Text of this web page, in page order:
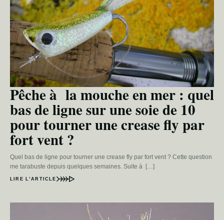
Pêche à la mouche en mer : quel
bas de ligne sur une soie de 10
pour tourner une crease fly par
fort vent ?
Quel bas de ligne pour tourner une crease fly par fort vent ? Cette question
me tarabuste depuis quelques semaines. Suite à […]
LIRE L’ARTICLE